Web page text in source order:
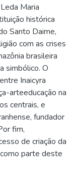
Maria
histórica
Santo Daime,
com as crises
brasileira
simbólico. O
Inaicyra
arteeducação na
centrais, e
fundador
fim,
de criação da
parte deste